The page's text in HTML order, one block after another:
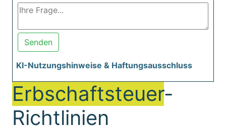
Senden
KI-Nutzungshinweise & Haftungsausschluss
Erbschaftsteuer-
Richtlinien